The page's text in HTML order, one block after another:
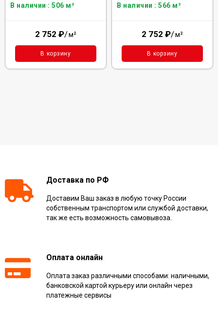
В наличии : 506 м²
2 752 ₽/м²
В корзину
В наличии : 566 м²
2 752 ₽/м²
В корзину
Доставка по РФ
Доставим Ваш заказ в любую точку России
собственным транспортом или службой доставки,
так же есть возможность самовывоза.
Оплата онлайн
Оплата заказ различными способами: наличными,
банковской картой курьеру или онлайн через
платежные сервисы